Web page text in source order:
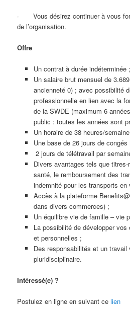
· Vous désirez continuer à vous
de l’organisation.
Offre
Un contrat à durée indéterminée ;
Un salaire brut mensuel de
ancienneté 0) ; avec possibilité
professionnelle en lien avec la
de la SWDE (maximum 6
public : toutes les années sont
Un horaire de 38 heures/
Une base de 26 jours de
2 jours de télétravail par
Divers avantages tels que
santé, le remboursement des
indemnité pour les transports en
Accès à la plateforme
dans divers commerces) ;
Un équilibre vie de famille – vie
La possibilité de développer
et personnelles ;
Des responsabilités et un travail
pluridisciplinaire.
Intéressé(e) ?
Postulez en ligne en suivant celien